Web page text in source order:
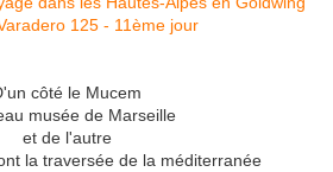
côté le Mucem
musée de Marseille
et de l'autre
la traversée de la méditerranée